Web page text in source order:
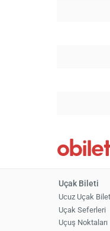
Uçak Bileti
Ucuz Uçak
Uçak Seferleri
Uçuş Noktaları